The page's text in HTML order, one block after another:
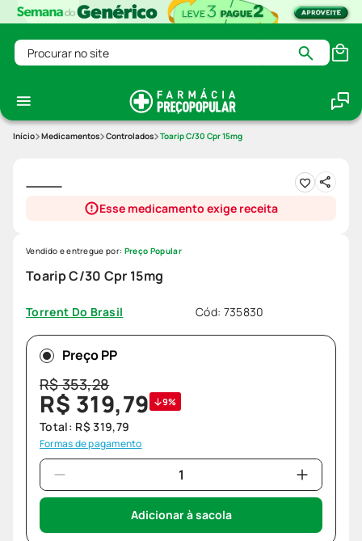
Procurar no site
Medicamentos Controlados Toarip C/30 Cpr 15mg
Esse medicamento exige receita
Toarip C/30 Cpr 15mg
Torrent Do Brasil Cód: 735830
Vendido e entregue por: Preço Popular
Preço PP
R$353,28
R$ 319,79 9%
Total: R$ 319,79
Formas de pagamento
Adicionar à sacola